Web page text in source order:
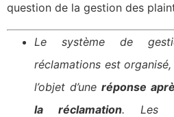
question de la gestion des
Le système de
réclamations est
l’objet d’uneréponse
la réclamation. Les